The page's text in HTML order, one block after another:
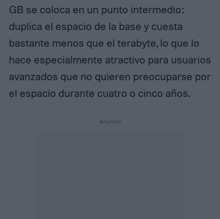
GB se coloca en un punto intermedio:
duplica el espacio de la base y cuesta
bastante menos que el terabyte, lo que lo
hace especialmente atractivo para usuarios
avanzados que no quieren preocuparse por
el espacio durante cuatro o cinco años.